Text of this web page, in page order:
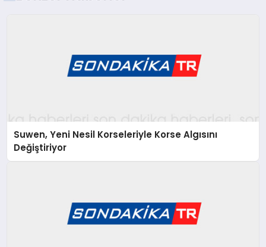
Suwen, Yeni Nesil Korseleriyle Korse Algısını
Değiştiriyor